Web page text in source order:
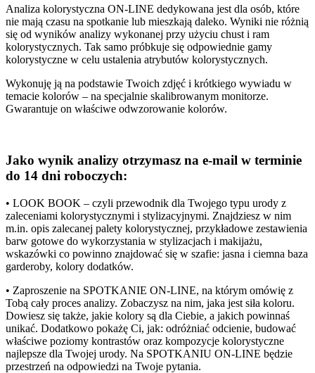
Analiza kolorystyczna ON-LINE dedykowana jest dla osób, które
nie mają czasu na spotkanie lub mieszkają daleko. Wyniki nie różnią
się od wyników analizy wykonanej przy użyciu chust i ram
kolorystycznych. Tak samo próbkuje się odpowiednie gamy
kolorystyczne w celu ustalenia atrybutów kolorystycznych.
Wykonuję ją na podstawie Twoich zdjęć i krótkiego wywiadu w
temacie kolorów – na specjalnie skalibrowanym monitorze.
Gwarantuje on właściwe odwzorowanie kolorów.
Jako wynik analizy otrzymasz na e-mail w terminie
do 14 dni roboczych:
• LOOK BOOK – czyli przewodnik dla Twojego typu urody z
zaleceniami kolorystycznymi i stylizacyjnymi. Znajdziesz w nim
m.in. opis zalecanej palety kolorystycznej, przykładowe zestawienia
barw gotowe do wykorzystania w stylizacjach i makijażu,
wskazówki co powinno znajdować się w szafie: jasna i ciemna baza
garderoby, kolory dodatków.
• Zaproszenie na SPOTKANIE ON-LINE, na którym omówię z
Tobą cały proces analizy. Zobaczysz na nim, jaka jest siła koloru.
Dowiesz się także, jakie kolory są dla Ciebie, a jakich powinnaś
unikać. Dodatkowo pokażę Ci, jak: odróżniać odcienie, budować
właściwe poziomy kontrastów oraz kompozycje kolorystyczne
najlepsze dla Twojej urody. Na SPOTKANIU ON-LINE będzie
przestrzeń na odpowiedzi na Twoje pytania.